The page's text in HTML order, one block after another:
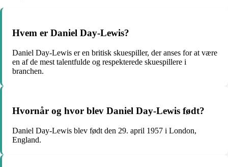
Hvem er Daniel Day-Lewis?
Daniel Day-Lewis er en britisk skuespiller, der anses for at være
en af de mest talentfulde og respekterede skuespillere i
branchen.
Hvornår og hvor blev Daniel Day-Lewis født?
Daniel Day-Lewis blev født den 29. april 1957 i London,
England.